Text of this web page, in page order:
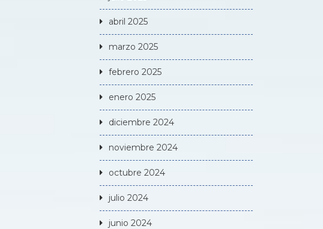
abril 2025
marzo 2025
febrero 2025
enero 2025
diciembre 2024
noviembre 2024
octubre 2024
julio 2024
junio 2024